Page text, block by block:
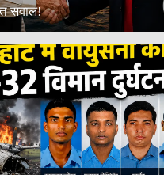
सवाल!